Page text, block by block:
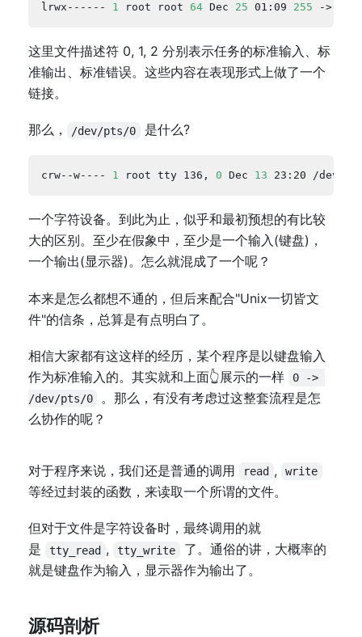
lrwx------ 1 root root 64 Dec 25 01:09 255
这里文件描述符 0, 1, 2 分别表示任务的标准输入、标
准输出、标准错误。这些内容在表现形式上做了一个
链接。
那么， /dev/pts/0 是什么?
crw--w---- 1 root tty 136, 0 Dec 13
一个字符设备。到此为止，似乎和最初预想的有比较
大的区别。至少在假象中，至少是一个输入(键盘)，
一个输出(显示器)。怎么就混成了一个呢？
本来是怎么都想不通的，但后来配合"Unix一切皆文
件"的信条，总算是有点明白了。
相信大家都有这这样的经历，某个程序是以键盘输入
作为标准输入的。其实就和上面👆展示的一样
0 ->
/dev/pts/0
。那么，有没有考虑过这整套流程是怎
么协作的呢？
对于程序来说，我们还是普通的调用 read , write
等经过封装的函数，来读取一个所谓的文件。
但对于文件是字符设备时，最终调用的就
是
tty_read , tty_write
了。通俗的讲，大概率的
就是键盘作为输入，显示器作为输出了。
源码剖析